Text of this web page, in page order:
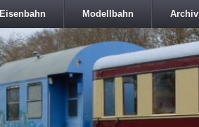
Eisenbahn Modellbahn Archiv